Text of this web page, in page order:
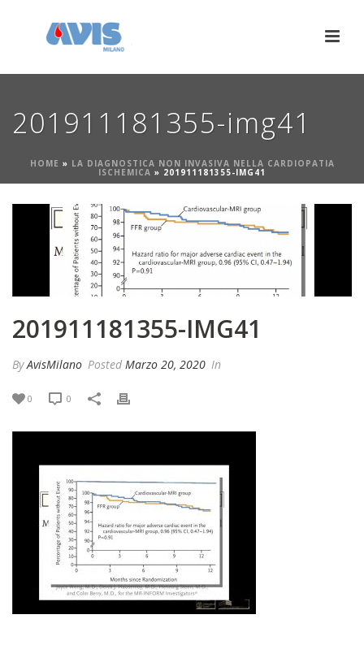
201911181355-img41
HOME » LA DIAGNOSTICA NON INVASIVA NELLA CARDIOPATIA
ISCHEMICA » 201911181355-IMG41
201911181355-IMG41
ByAvisMilano Posted Marzo 20, 2020 In
0 0